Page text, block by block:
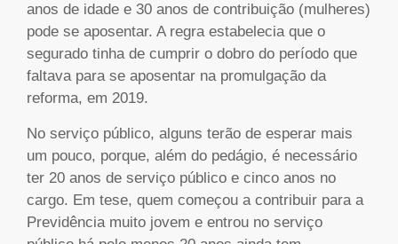
anos de idade e 30 anos de contribuição (mulheres)
pode se aposentar. A regra estabelecia que o
segurado tinha de cumprir o dobro do período que
faltava para se aposentar na promulgação da
reforma, em 2019.
No serviço público, alguns terão de esperar mais
um pouco, porque, além do pedágio, é necessário
ter 20 anos de serviço público e cinco anos no
cargo. Em tese, quem começou a contribuir para a
Previdência muito jovem e entrou no serviço